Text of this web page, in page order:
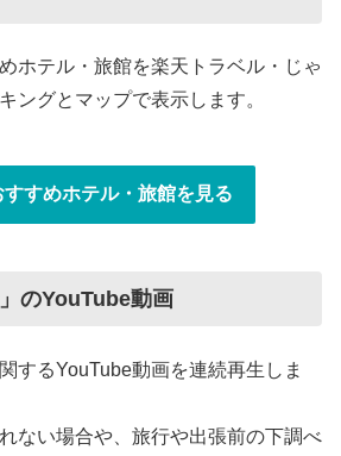
ホテル・旅館を楽天トラベル・じゃ
ングとマップで表示します。
すめホテル・旅館を見る
のYouTube動画
するYouTube動画を連続再生しま
ない場合や、旅行や出張前の下調べ